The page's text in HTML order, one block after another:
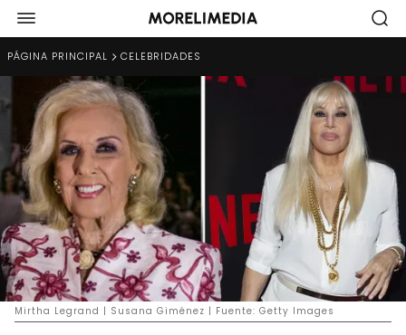
PÁGINA PRINCIPAL CELEBRIDADES
Mirtha Legrand | Susana Giménez | Fuente: Getty Images